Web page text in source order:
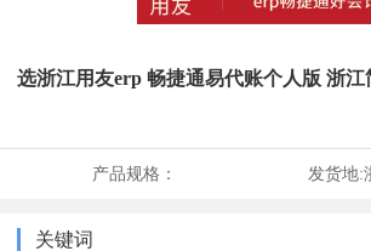
选浙江用友erp 畅捷通易代账个人版 浙江
产品规格： 发货地:
关键词